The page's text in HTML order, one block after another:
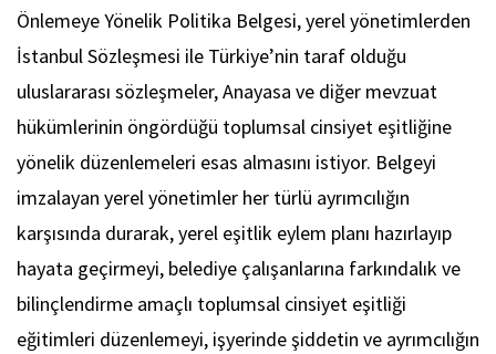
Önlemeye Yönelik Politika Belgesi, yerel yönetimlerden
İstanbul Sözleşmesi ile Türkiye’nin taraf olduğu
uluslararası sözleşmeler, Anayasa ve diğer mevzuat
hükümlerinin öngördüğü toplumsal cinsiyet eşitliğine
yönelik düzenlemeleri esas almasını istiyor. Belgeyi
imzalayan yerel yönetimler her türlü ayrımcılığın
karşısında durarak, yerel eşitlik eylem planı hazırlayıp
hayata geçirmeyi, belediye çalışanlarına farkındalık ve
bilinçlendirme amaçlı toplumsal cinsiyet eşitliği
eğitimleri düzenlemeyi, işyerinde şiddetin ve ayrımcılığın